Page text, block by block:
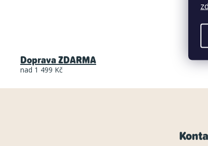
Doprava ZDARMA
nad 1 499 Kč